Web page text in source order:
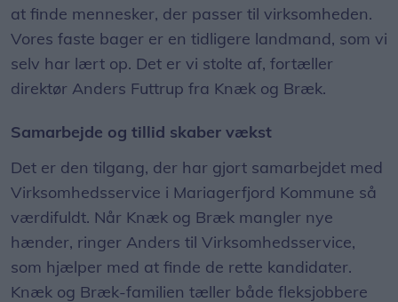
at finde mennesker, der passer til virksomheden.
Vores faste bager er en tidligere landmand, som vi
selv har lært op. Det er vi stolte af, fortæller
direktør Anders Futtrup fra Knæk og Bræk.
Samarbejde og tillid skaber vækst
Det er den tilgang, der har gjort samarbejdet med
Virksomhedsservice i Mariagerfjord Kommune så
værdifuldt. Når Knæk og Bræk mangler nye
hænder, ringer Anders til Virksomhedsservice,
som hjælper med at finde de rette kandidater.
Knæk og Bræk-familien tæller både fleksjobbere